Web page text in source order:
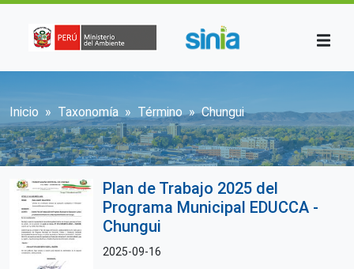
Sobrescribir enlaces de ayuda a la
Inicio Taxonomía Término Chungui
Plan de Trabajo 2025 del
Programa Municipal EDUCCA -
Chungui
2025-09-16